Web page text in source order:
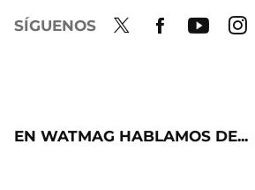
SÍGUENOS
EN WATMAG HABLAMOS DE...